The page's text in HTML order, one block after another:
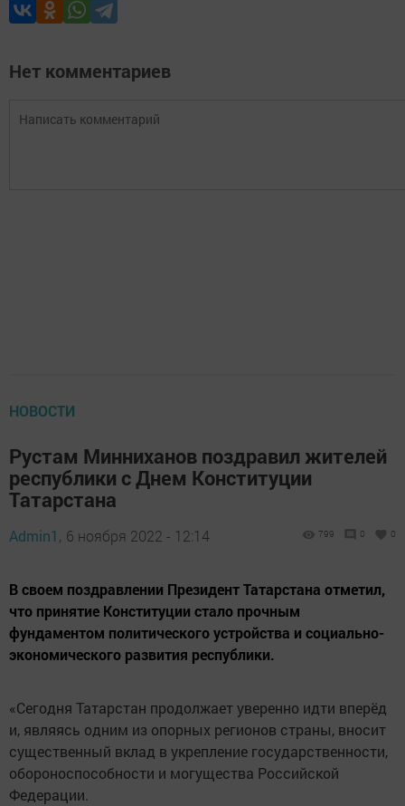
Нет комментариев
НОВОСТИ
Рустам Минниханов поздравил жителей
республики с Днем Конституции
Татарстана
Admin1, 6 ноября 2022 - 12:14 799 0 0
В своем поздравлении Президент Татарстана отметил,
что принятие Конституции стало прочным
фундаментом политического устройства и социально-
экономического развития республики.
«Сегодня Татарстан продолжает уверенно идти вперёд
и, являясь одним из опорных регионов страны, вносит
существенный вклад в укрепление государственности,
обороноспособности и могущества Российской
Федерации.